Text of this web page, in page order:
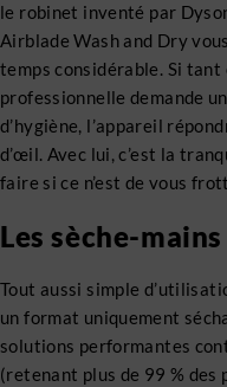
le robinet inventé par
Airblade Wash and Dry
temps considérable. Si
professionnelle demande
d’hygiène, l’appareil
d’œil. Avec lui, c’est la
faire si ce n’est de vous
Les sèche-
Tout aussi simple
un format uniquement
solutions performantes
(retenant plus de 99 % des